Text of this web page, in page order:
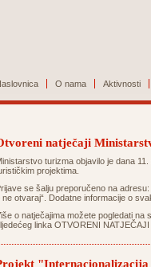
O nama Aktivnosti
natječaji
turizma objavilo je dana
projektima.
se šalju preporučeno na
ne otvaraj“. Dodatne informacije o
o natječajima možete pogledati na
linka OTVORENI
"Internacionalizacija